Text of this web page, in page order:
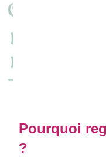
Pourquoi
?